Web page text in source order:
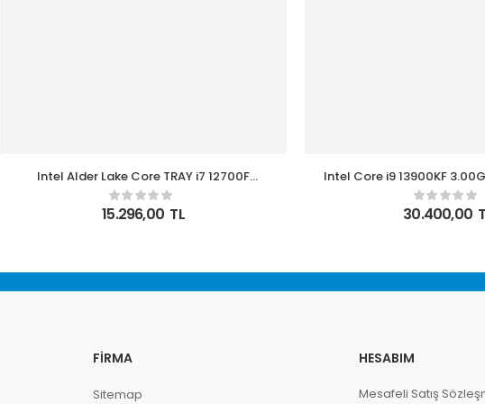
Intel Alder Lake Core TRAY i7 12700F
3.6Ghz 1700P 25Mb (65W) Novga Kutusuz
İşlemci
15.296,00 TL
Intel Core i9 13900KF
36MB Önbellek
Kutulu Box
30.400,00
FIRMA
Sitemap
HESABIM
Mesafeli Satış